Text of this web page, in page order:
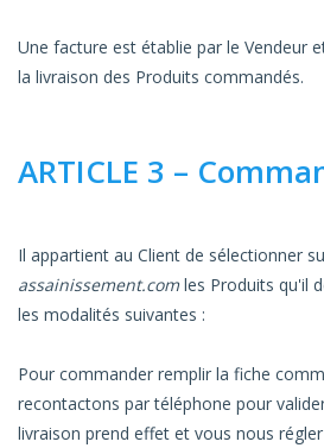
Une facture est établie par le Vendeur
la livraison des Produits commandés.
ARTICLE 3 –
Il appartient au Client de sélectionner
assainissement.comles Produits qu'il
les modalités suivantes :
Pour commander remplir la fiche
recontactons par téléphone pour
livraison prend effet et vous nous